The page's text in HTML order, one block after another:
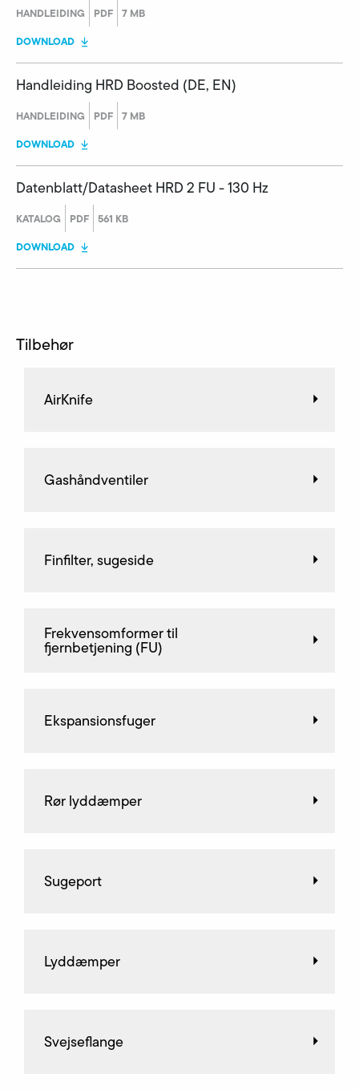
HANDLEIDING PDF 7 MB
DOWNLOAD
Handleiding HRD Boosted (DE, EN)
HANDLEIDING PDF 7 MB
DOWNLOAD
Datenblatt/Datasheet HRD 2 FU - 130 Hz
KATALOG PDF 561 KB
DOWNLOAD
Tilbehør
AirKnife
Gashåndventiler
Finfilter, sugeside
Frekvensomformer til
fjernbetjening (FU)
Ekspansionsfuger
Rør lyddæmper
Sugeport
Lyddæmper
Svejseflange